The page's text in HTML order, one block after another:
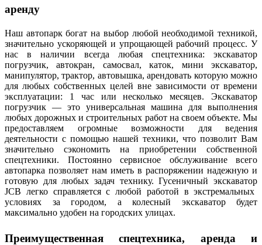
аренду
Наш автопарк богат на выбор любой необходимой техникой,
значительно ускоряющей и упрощающей рабочий процесс. У
нас в наличии всегда любая спецтехника: экскаватор
погрузчик, автокран, самосвал, каток, мини экскаватор,
манипулятор, трактор, автовышка, арендовать которую можно
для любых собственных целей вне зависимости от времени
эксплуатации: 1 час или несколько месяцев. Экскаватор
погрузчик — это универсальная машина для выполнения
любых дорожных и строительных работ на своем объекте. Мы
предоставляем огромные возможности для ведения
деятельности с помощью нашей техники, что позволит Вам
значительно сэкономить на приобретении собственной
спецтехники. Постоянно сервисное обслуживание всего
автопарка позволяет нам иметь в распоряжении надежную и
готовую для любых задач технику. Гусеничный экскаватор
JCB легко справляется с любой работой в экстремальных
условиях за городом, а колесный экскаватор будет
максимально удобен на городских улицах.
Преимущественная спецтехника, аренда и